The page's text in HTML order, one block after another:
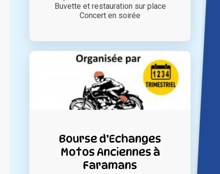
Buvette et restauration sur place
Concert en soirée
Bourse d’Echanges
Motos Anciennes à
Faramans